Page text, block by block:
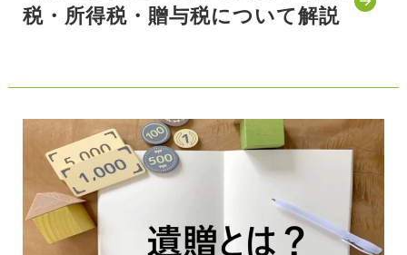
税・所得税・贈与税について解説